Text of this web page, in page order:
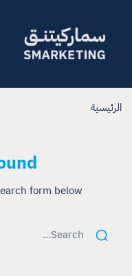
الرئيسية
form below.